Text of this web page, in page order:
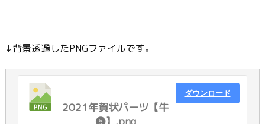
↓背景透過したPNGファイルです。
2021年賀状パーツ【牛
ダウンロード